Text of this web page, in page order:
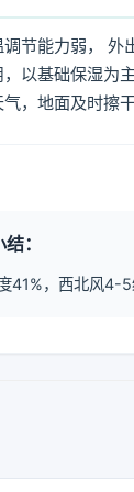
节能力弱，
以基础保湿为
，地面及时擦
：
，西北风4-5